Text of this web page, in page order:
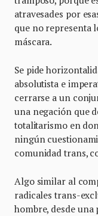
atravesades por
que no representa
máscara.
Se pide
absolutista e
cerrarse a un
una negación que
totalitarismo en
ningún
comunidad trans,
Algo similar al
radicales trans-
hombre, desde